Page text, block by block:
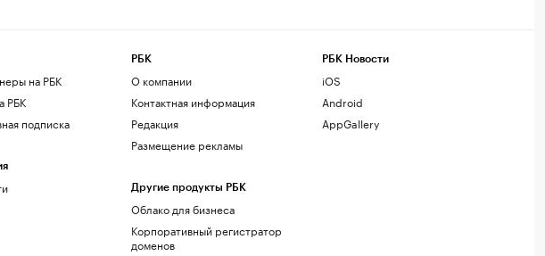
на РБК
РБК
подписка
РБК
О компании
Контактная информация
Редакция
Размещение рекламы
Другие продукты РБК
Облако для бизнеса
Корпоративный регистратор
доменов
РБК Новости
iOS
Android
AppGallery